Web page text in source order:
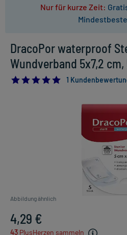
Nur für kurze Zeit:
DracoPor waterproof
Wundverband 5x7,2 cm,
5.01
Abbildung ähnlich
4,29 €
43 PlusHerzen sammeln